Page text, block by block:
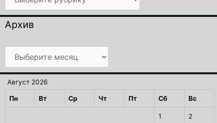
Архив
Архив
Август 2026
Пн Вт Ср Чт Пт Сб Вс
1 2